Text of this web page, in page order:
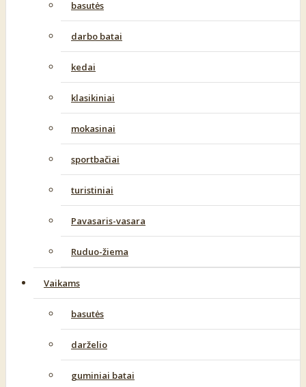
basutės
darbo batai
kedai
klasikiniai
mokasinai
sportbačiai
turistiniai
Pavasaris-vasara
Ruduo-žiema
Vaikams
basutės
darželio
guminiai batai